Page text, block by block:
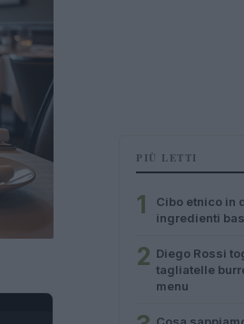
PIÙ LETTI
1
Cibo etnico in
ingredienti
2 Diego Rossi
tagliatelle
menu